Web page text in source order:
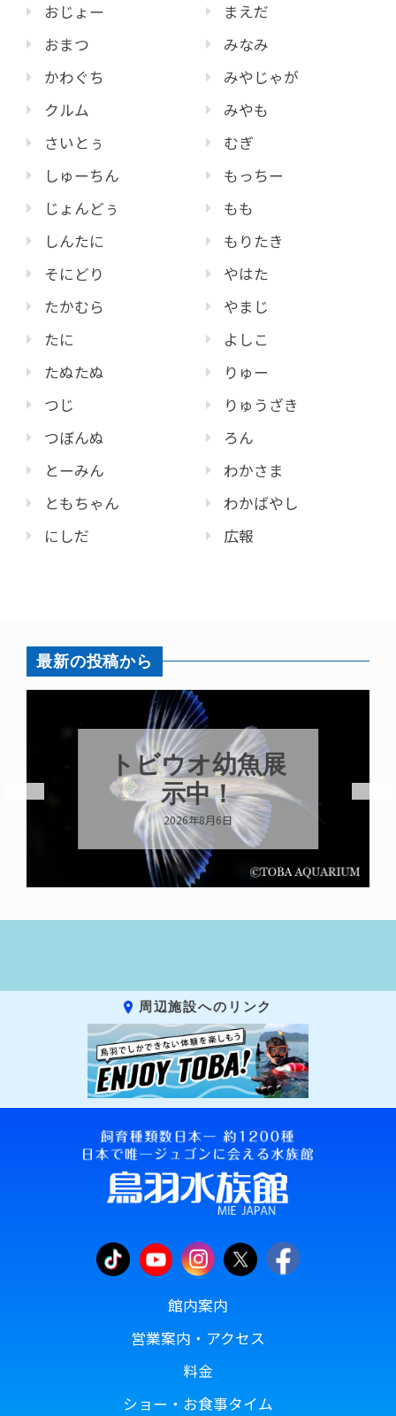
おじょー
おまつ
かわぐち
クルム
さいとぅ
しゅーちん
じょんどぅ
しんたに
そにどり
たかむら
たに
たぬたぬ
つじ
つぼんぬ
とーみん
ともちゃん
にしだ
まえだ
みなみ
みやじゃが
みやも
むぎ
もっちー
もも
もりたき
やはた
やまじ
よしこ
りゅー
りゅうざき
ろん
わかさま
わかばやし
広報
最新の投稿から
トビウオ幼魚展
示中！
2026年8月6日
周辺施設へのリンク
館内案内
営業案内・アクセス
料金
ショー・お食事タイム